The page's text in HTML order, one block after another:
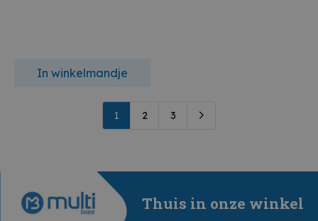
In winkelmandje
1 2 3
Thuis in onze winkel